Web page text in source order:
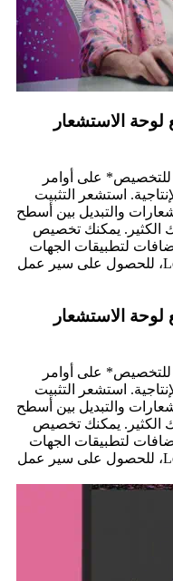
لوحة الاستشعار
للتخصيص* على أوامر
استشعر التثبيت
والتبديل بين أسطح
الكثير. يمكنك تخصيص
لتطبيقات الجهات
الخارجية باستخدام تطبيق Logi Options+‎‏، للحصول على سير عمل
لوحة الاستشعار
للتخصيص* على أوامر
استشعر التثبيت
والتبديل بين أسطح
الكثير. يمكنك تخصيص
لتطبيقات الجهات
الخارجية باستخدام تطبيق Logi Options+‎‏، للحصول على سير عمل